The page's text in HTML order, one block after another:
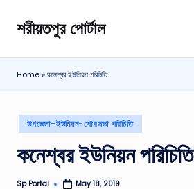
Skip
content
শরীয়তপুর পোর্টাল
শরীয়তপুর
জেলা
বিষয়ক
পোর্টাল
Home»কনেশ্বর ইউনিয়ন পরিচিতি
Posted
in
উপজেলা-ইউনিয়ন-পৌরসভা পরিচিতি
কনেশ্বর ইউনিয়ন পরিচিতি
Posted
Sp Portal May 18, 2019